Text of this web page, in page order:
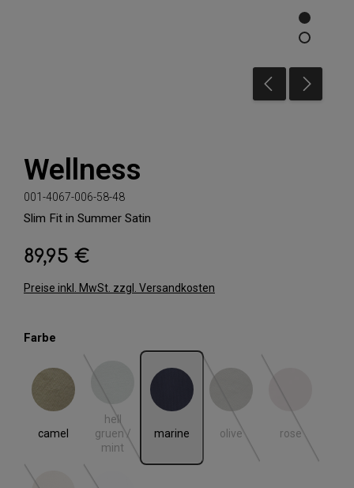
Wellness
001-4067-006-58-48
Slim Fit in Summer Satin
Regulärer Preis:
89,95 €
Preise inkl. MwSt. zzgl. Versandkosten
Farbe
camel
camel
hell
gruen /
mint
hell gruen / mint
(Diese Option ist zurzeit nicht verfügbar.)
marine
marine
olive
olive
(Diese Option ist zurzeit
rose
(Diese